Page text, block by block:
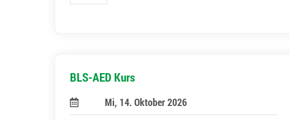
BLS-AED Kurs
Mi, 14. Oktober 2026